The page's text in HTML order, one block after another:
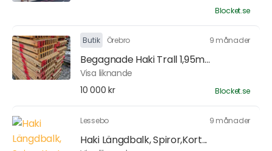
Blocket.se
Butik Örebro 9 månader
Begagnade Haki Trall 1,95m...
Visa liknande
10 000 kr
Blocket.se
Lessebo 9 månader
Haki Längdbalk, Spiror,Kort...